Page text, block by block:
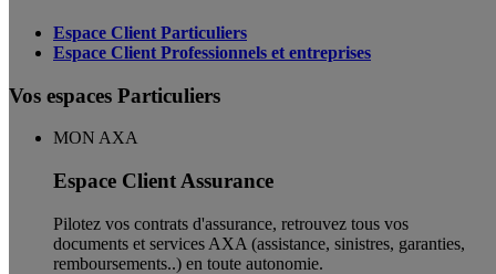
Espace Client Particuliers
Espace Client Professionnels et entreprises
Vos espaces Particuliers
MON AXA
Espace Client Assurance
Pilotez vos contrats d'assurance, retrouvez tous vos
documents et services AXA (assistance, sinistres, garanties,
remboursements..) en toute autonomie. ​